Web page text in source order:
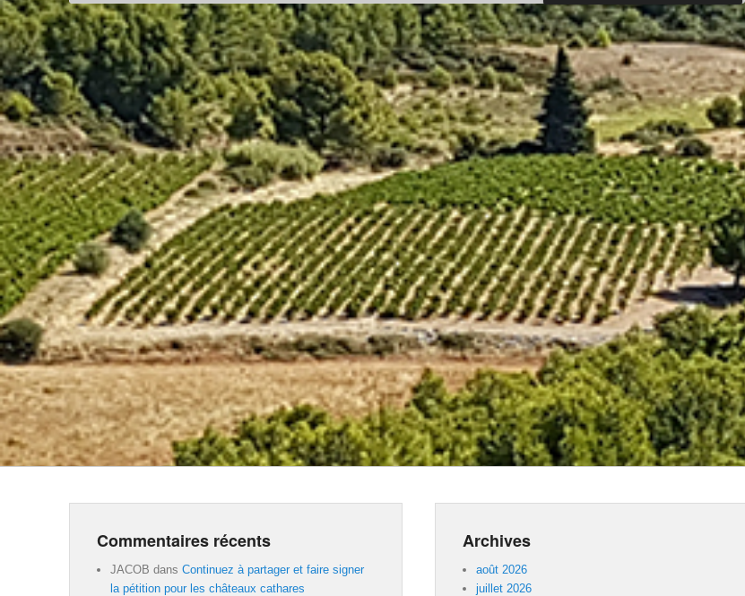
Commentaires récents
JACOB dans Continuez à partager et faire signer
la pétition pour les châteaux cathares
Archives
août 2026
juillet 2026